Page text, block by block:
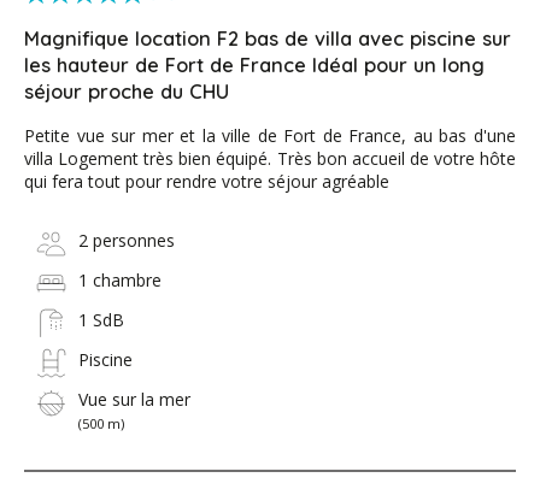
Magnifique location F2 bas de villa avec piscine sur
les hauteur de Fort de France Idéal pour un long
séjour proche du CHU
Petite vue sur mer et la ville de Fort de France, au bas d'une
villa Logement très bien équipé. Très bon accueil de votre hôte
qui fera tout pour rendre votre séjour agréable
2 personnes
1 chambre
1 SdB
Piscine
Vue sur la mer
(500 m)